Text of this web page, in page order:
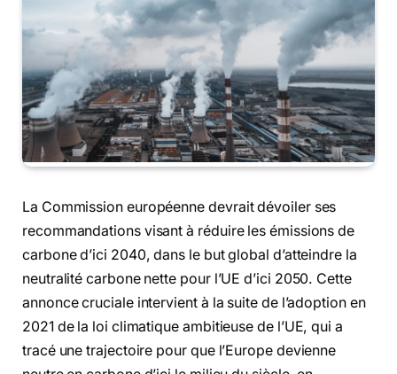
La Commission européenne devrait dévoiler ses
recommandations visant à réduire les émissions de
carbone d’ici 2040, dans le but global d’atteindre la
neutralité carbone nette pour l’UE d’ici 2050. Cette
annonce cruciale intervient à la suite de l’adoption en
2021 de la loi climatique ambitieuse de l’UE, qui a
tracé une trajectoire pour que l’Europe devienne